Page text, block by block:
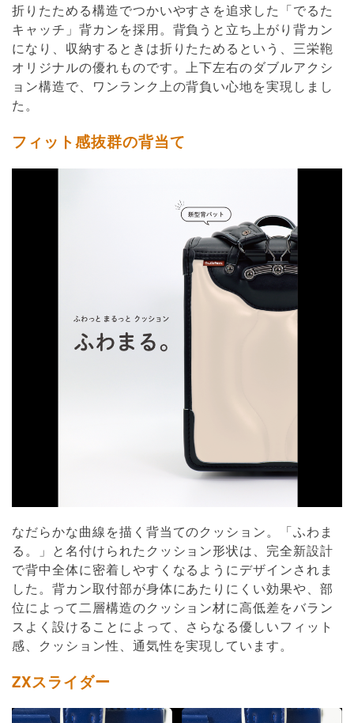
折りたためる構造でつかいやすさを追求した「でるた
キャッチ」背カンを採用。背負うと立ち上がり背カン
になり、収納するときは折りたためるという、三栄鞄
オリジナルの優れものです。上下左右のダブルアクシ
ョン構造で、ワンランク上の背負い心地を実現しまし
た。
フィット感抜群の背当て
なだらかな曲線を描く背当てのクッション。「ふわま
る。」と名付けられたクッション形状は、完全新設計
で背中全体に密着しやすくなるようにデザインされま
した。背カン取付部が身体にあたりにくい効果や、部
位によって二層構造のクッション材に高低差をバラン
スよく設けることによって、さらなる優しいフィット
感、クッション性、通気性を実現しています。
ZXスライダー